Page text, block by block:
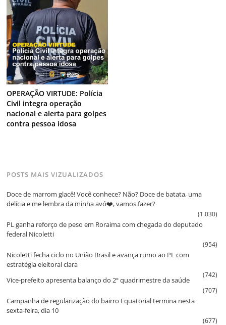
OPERAÇÃO VIRTUDE: Polícia
Civil integra operação
nacional e alerta para golpes
contra pessoa idosa
POSTS MAIS VIZUALIZADOS
Doce de marrom glacê! Você conhece? Não? Doce de batata, uma
delícia e me lembra da minha avó❤️, vamos fazer?
(1.030)
PL ganha reforço de peso em Roraima com chegada do deputado
federal Nicoletti
(954)
Nicoletti fecha ciclo no União Brasil e avança rumo ao PL com
estratégia eleitoral clara
(742)
Vice‑prefeito apresenta balanço do 2º quadrimestre da saúde
(707)
Campanha de regularização do bairro Equatorial termina nesta
sexta‑feira, dia 10
(677)